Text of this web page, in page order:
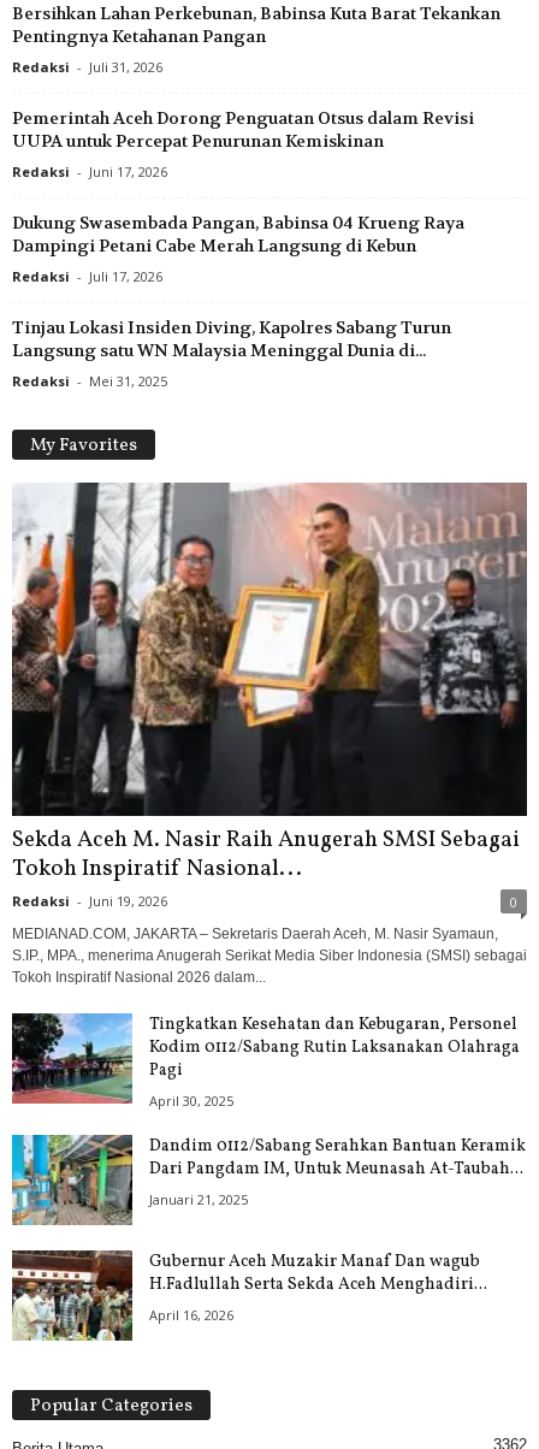
Bersihkan Lahan Perkebunan, Babinsa Kuta Barat Tekankan
Pentingnya Ketahanan Pangan
Redaksi - Juli 31, 2026
Pemerintah Aceh Dorong Penguatan Otsus dalam Revisi
UUPA untuk Percepat Penurunan Kemiskinan
Redaksi - Juni 17, 2026
Dukung Swasembada Pangan, Babinsa 04 Krueng Raya
Dampingi Petani Cabe Merah Langsung di Kebun
Redaksi - Juli 17, 2026
Tinjau Lokasi Insiden Diving, Kapolres Sabang Turun
Langsung satu WN Malaysia Meninggal Dunia di...
Redaksi - Mei 31, 2025
My Favorites
Sekda Aceh M. Nasir Raih Anugerah SMSI Sebagai
Tokoh Inspiratif Nasional...
Redaksi - Juni 19, 2026 0
MEDIANAD.COM, JAKARTA – Sekretaris Daerah Aceh, M. Nasir Syamaun,
S.IP., MPA., menerima Anugerah Serikat Media Siber Indonesia (SMSI) sebagai
Tokoh Inspiratif Nasional 2026 dalam...
Tingkatkan Kesehatan dan Kebugaran, Personel
Kodim 0112/Sabang Rutin Laksanakan Olahraga
Pagi
April 30, 2025
Dandim 0112/Sabang Serahkan Bantuan Keramik
Dari Pangdam IM, Untuk Meunasah At-Taubah...
Januari 21, 2025
Gubernur Aceh Muzakir Manaf Dan wagub
H.Fadlullah Serta Sekda Aceh Menghadiri...
April 16, 2026
Popular Categories
3362